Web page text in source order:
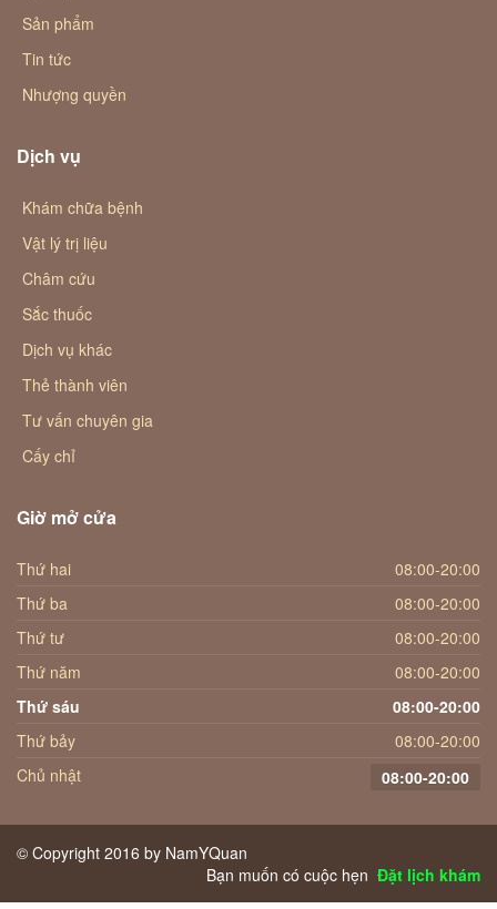
Sản phẩm
Tin tức
Nhượng quyền
Dịch vụ
Khám chữa bệnh
Vật lý trị liệu
Châm cứu
Sắc thuốc
Dịch vụ khác
Thẻ thành viên
Tư vấn chuyên gia
Cấy chỉ
Giờ mở cửa
Thứ hai
08:00-20:00
Thứ ba
08:00-20:00
Thứ tư
08:00-20:00
Thứ năm
08:00-20:00
Thứ sáu
08:00-20:00
Thứ bảy
08:00-20:00
Chủ nhật
08:00-20:00
© Copyright 2016 by NamYQuan
Bạn muốn có cuộc hẹn Đặt lịch khám